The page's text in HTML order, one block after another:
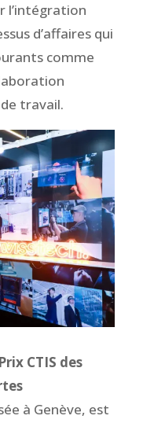
l’intégration
d’affaires qui
comme
travail.
CTIS des
à Genève, est